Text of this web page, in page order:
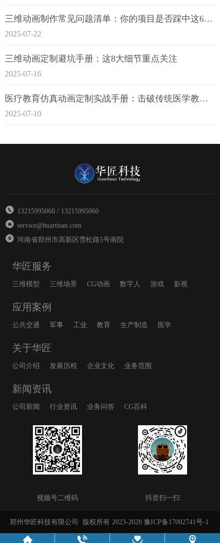
三维动画制作常见问题清单：你的项目是否踩中这6大技术雷区？
2025-07-22
三维动画定制避坑手册：这8大细节重点关注
2025-07-16
医疗教育仿真动画定制实战手册：击破传统医学教育7大痛点
2025-07-10
13215995060 / 13215995060
service@huartisan.com
河南省郑州市高新区雪松路5号南院
华匠服务
三维模型 三维场景 CG动画 数字人 游戏 影视
应用案例
公共交通 军事 工业 教育 生产制造 医学
关于华匠
公司介绍 发展历程 企业文化 业务范围
新闻资讯
公司新闻 行业资讯 业务问答 CG百科
视频号二维码 抖音扫一扫
郑州华匠科技有限公司 版权所有 2023-2028 豫ICP备17002741号-1